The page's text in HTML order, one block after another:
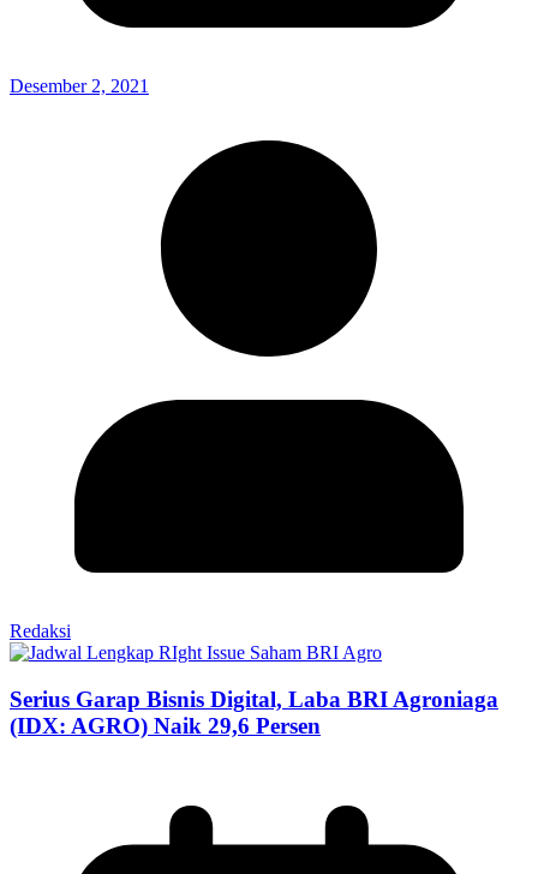
Desember 2, 2021
Redaksi
Serius Garap Bisnis Digital, Laba BRI Agroniaga
(IDX: AGRO) Naik 29,6 Persen